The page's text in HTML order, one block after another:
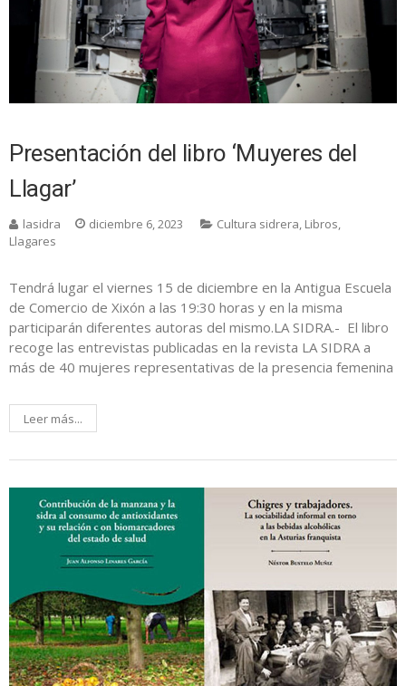
Presentación del libro ‘Muyeres del
Llagar’
lasidra diciembre 6, 2023 Cultura sidrera, Libros,
Llagares
Tendrá lugar el viernes 15 de diciembre en la Antigua Escuela
de Comercio de Xixón a las 19:30 horas y en la misma
participarán diferentes autoras del mismo.LA SIDRA.- El libro
recoge las entrevistas publicadas en la revista LA SIDRA a
más de 40 mujeres representativas de la presencia femenina
Leer más...